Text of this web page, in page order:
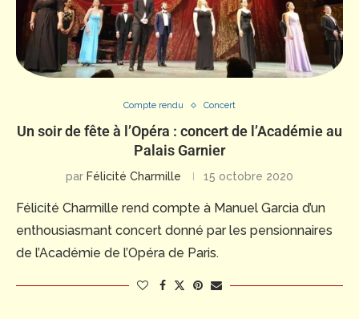
Compte rendu Concert
Un soir de fête à l’Opéra : concert de l’Académie au
Palais Garnier
par Félicité Charmille 15 octobre 2020
Félicité Charmille rend compte à Manuel Garcia d’un
enthousiasmant concert donné par les pensionnaires
de l’Académie de l’Opéra de Paris.